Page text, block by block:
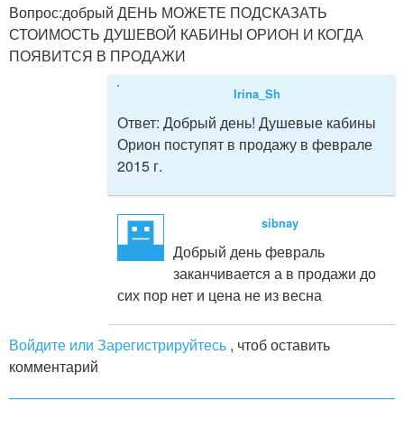
Вопрос:добрый ДЕНЬ МОЖЕТЕ ПОДСКАЗАТЬ
СТОИМОСТЬ ДУШЕВОЙ КАБИНЫ ОРИОН И КОГДА
ПОЯВИТСЯ В ПРОДАЖИ
Irina_Sh
Ответ: Добрый день! Душевые кабины
Орион поступят в продажу в феврале
2015 г.
sibnay
Добрый день февраль
заканчивается а в продажи до
сих пор нет и цена не из весна
Войдите или Зарегистрируйтесь , чтоб оставить
комментарий